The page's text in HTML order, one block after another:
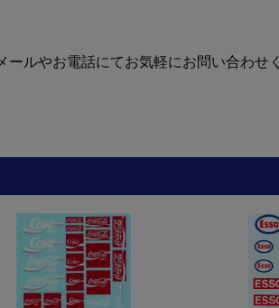
ルやお電話にてお気軽にお問い合わせく